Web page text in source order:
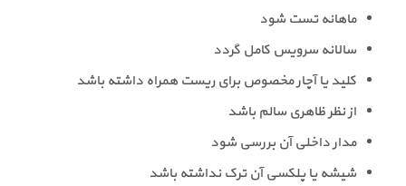
ماهانه تست شود
سالانه سرویس کامل گردد
کلید یا آچار مخصوص برای ریست همراه داشته باشد
از نظر ظاهری سالم باشد
مدار داخلی آن بررسی شود
شیشه یا پلکسی آن ترک نداشته باشد